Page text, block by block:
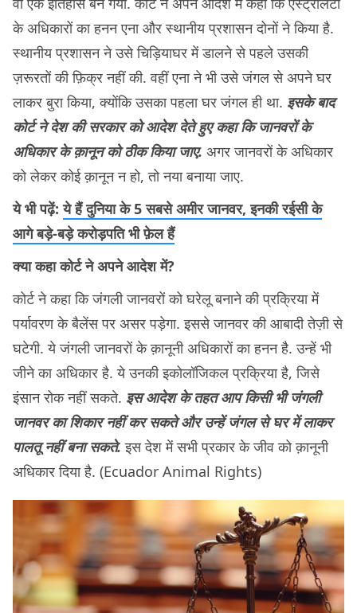
के अधिकारों का हनन एना और स्थानीय प्रशासन दोनों ने किया है.
स्थानीय प्रशासन ने उसे चिड़ियाघर में डालने से पहले उसकी
ज़रूरतों की फ़िक्र नहीं की. वहीं एना ने भी उसे जंगल से अपने घर
लाकर बुरा किया, क्योंकि उसका पहला घर जंगल ही था. इसके बाद
कोर्ट ने देश की सरकार को आदेश देते हुए कहा कि जानवरों के
अधिकार के क़ानून को ठीक किया जाए. अगर जानवरों के अधिकार
को लेकर कोई क़ानून न हो, तो नया बनाया जाए.
ये भी पढ़ें:ये हैं दुनिया के 5 सबसे अमीर जानवर, इनकी रईसी के
आगे बड़े-बड़े करोड़पति भी फ़ेल हैं
क्या कहा कोर्ट ने अपने आदेश में?
कोर्ट ने कहा कि जंगली जानवरों को घरेलू बनाने की प्रक्रिया में
पर्यावरण के बैलेंस पर असर पड़ेगा. इससे जानवर की आबादी तेज़ी से
घटेगी. ये जंगली जानवरों के क़ानूनी अधिकारों का हनन है. उन्हें भी
जीने का अधिकार है. ये उनकी इकोलॉजिकल प्रक्रिया है, जिसे
इंसान रोक नहीं सकते. इस आदेश के तहत आप किसी भी जंगली
जानवर का शिकार नहीं कर सकते और उन्हें जंगल से घर में लाकर
पालतू नहीं बना सकते. इस देश में सभी प्रकार के जीव को क़ानूनी
अधिकार दिया है. (Ecuador Animal Rights)